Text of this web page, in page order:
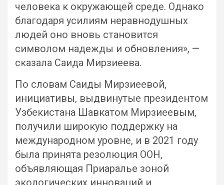
человека к окружающей среде. Однако
благодаря усилиям неравнодушных
людей оно вновь становится
символом надежды и обновления», —
сказала Саида Мирзиеева.
По словам Саиды Мирзиеевой,
инициативы, выдвинутые президентом
Узбекистана Шавкатом Мирзиеевым,
получили широкую поддержку на
международном уровне, и в 2021 году
была принята резолюция ООН,
объявляющая Приаралье зоной
экологических инноваций и